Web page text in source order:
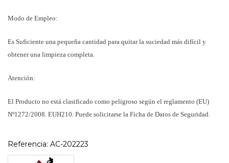
Modo de Empleo:
Es Suficiente una pequeña cantidad para quitar la suciedad más difícil y
obtener una limpieza completa.
Atención:
El Producto no está clasificado como peligroso según el reglamento (EU)
Nº1272/2008. EUH210. Puede solicitarse la Ficha de Datos de Seguridad.
Referencia: AC-202223